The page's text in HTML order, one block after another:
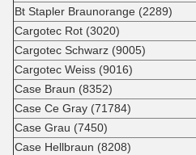
Bt Stapler Braunorange (2289)
Cargotec Rot (3020)
Cargotec Schwarz (9005)
Cargotec Weiss (9016)
Case Braun (8352)
Case Ce Gray (71784)
Case Grau (7450)
Case Hellbraun (8208)